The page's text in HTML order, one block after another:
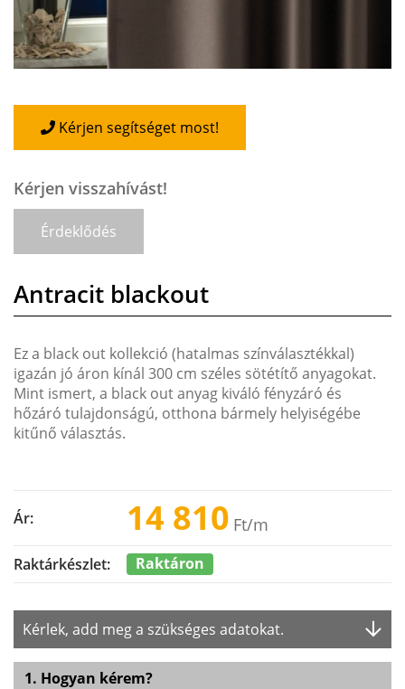
Kérjen segítséget most!
Kérjen visszahívást!
Érdeklődés
Antracit blackout
Ez a black out kollekció (hatalmas színválasztékkal)
igazán jó áron kínál 300 cm széles sötétítő anyagokat.
Mint ismert, a black out anyag kiváló fényzáró és
hőzáró tulajdonságú, otthona bármely helyiségébe
kitűnő választás.
Ár: 14 810 Ft/m
Raktárkészlet: Raktáron
Kérlek, add meg a szükséges adatokat.
1. Hogyan kérem?